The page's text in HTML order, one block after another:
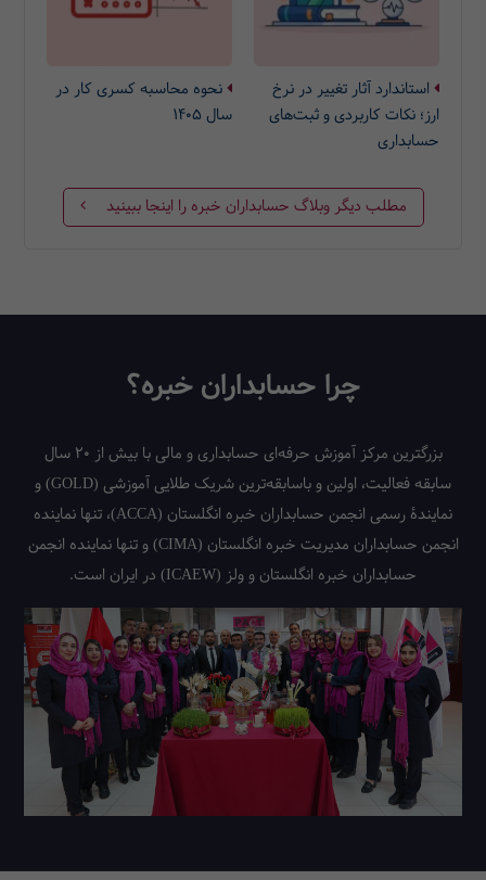
استاندارد آثار تغییر در نرخ
ارز؛ نکات کاربردی و ثبت‌های
حسابداری
نحوه محاسبه کسری کار در
سال ۱۴۰۵
مطلب دیگر وبلاگ حسابداران خبره را اینجا ببینید
چرا حسابداران خبره؟
بزرگترین مرکز آموزش حرفه‌ای حسابداری و مالی با بیش از 20 سال
سابقه فعالیت، اولین و باسابقه‌ترین شریک طلایی آموزشی (GOLD) و
نمایندۀ رسمی انجمن حسابداران خبره انگلستان (ACCA)، تنها نماینده
انجمن حسابداران مدیریت خبره انگلستان (CIMA) و تنها نماینده انجمن
حسابداران خبره انگلستان و ولز (ICAEW) در ایران است.